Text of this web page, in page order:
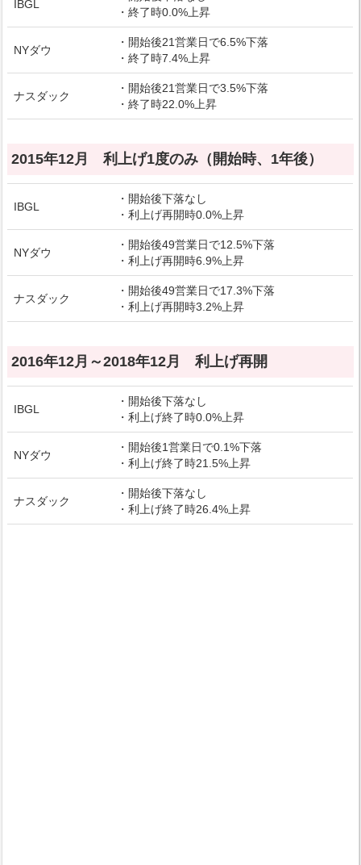
IBGL
・終了時0.0%上昇
NYダウ
・開始後21営業日で6.5%下落
・終了時7.4%上昇
ナスダック
・開始後21営業日で3.5%下落
・終了時22.0%上昇
2015年12月 利上げ1度のみ（開始時、1年後）
IBGL
・開始後下落なし
・利上げ再開時0.0%上昇
NYダウ
・開始後49営業日で12.5%下落
・利上げ再開時6.9%上昇
ナスダック
・開始後49営業日で17.3%下落
・利上げ再開時3.2%上昇
2016年12月～2018年12月 利上げ再開
IBGL
・開始後下落なし
・利上げ終了時0.0%上昇
NYダウ
・開始後1営業日で0.1%下落
・利上げ終了時21.5%上昇
ナスダック
・開始後下落なし
・利上げ終了時26.4%上昇